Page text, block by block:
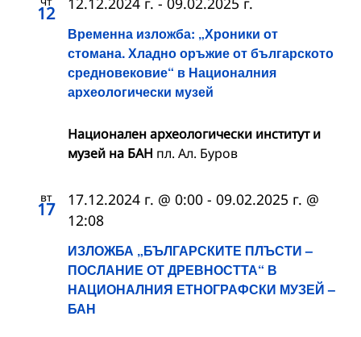
12
Временна изложба: „Хроники от
стомана. Хладно оръжие от българското
средновековие“ в Националния
археологически музей
Национален археологически институт и
музей на БАН пл. Ал. Буров
вт
17
ИЗЛОЖБА „БЪЛГАРСКИТЕ ПЛЪСТИ –
ПОСЛАНИЕ ОТ ДРЕВНОСТТА“ В
НАЦИОНАЛНИЯ ЕТНОГРАФСКИ МУЗЕЙ –
БАН
17.12.2024 г. @ 0:00 - 09.02.2025 г. @
12:08